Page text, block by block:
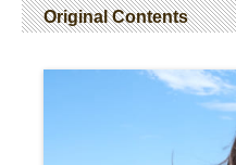
Original Contents